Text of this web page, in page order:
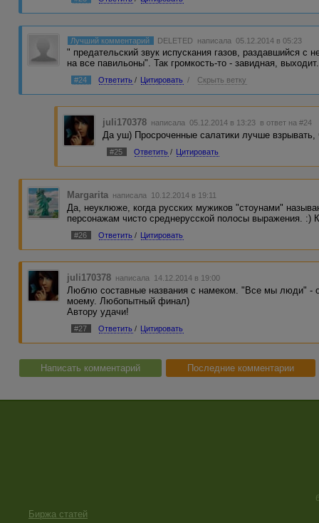
Лучший комментарий DELETED написала 05.12.2014 в 05:23
" предательский звук испускания газов, раздавшийся с
на все павильоны". Так громкость-то - завидная,
#24 Ответить / Цитировать / Скрыть ветку
juli170378 написала 05.12.2014 в 13:23 в ответ на #24
Да уш) Просроченные салатики лучше взрывать,
#25 Ответить / Цитировать
Margarita написала 10.12.2014 в 19:11
Да, неуклюже, когда русских мужиков "стоунами"
персонажам чисто среднерусской полосы выражения. :)
#26 Ответить / Цитировать
juli170378 написала 14.12.2014 в 19:00
Люблю составные названия с намеком. "Все мы люди" -
моему. Любопытный финал)
Автору удачи!
#27 Ответить / Цитировать
Написать комментарий Последние комментарии
Биржа статей